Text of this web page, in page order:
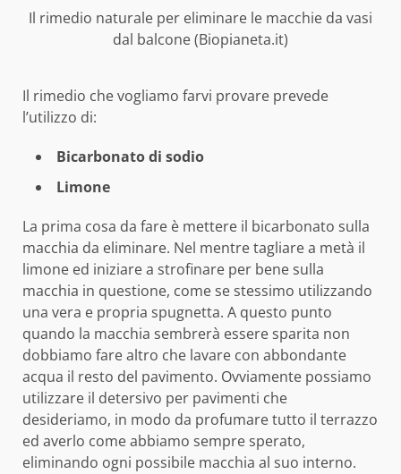
Il rimedio naturale per eliminare le macchie da vasi
dal balcone (Biopianeta.it)
Il rimedio che vogliamo farvi provare prevede
l’utilizzo di:
Bicarbonato di sodio
Limone
La prima cosa da fare è mettere il bicarbonato sulla
macchia da eliminare. Nel mentre tagliare a metà il
limone ed iniziare a strofinare per bene sulla
macchia in questione, come se stessimo utilizzando
una vera e propria spugnetta. A questo punto
quando la macchia sembrerà essere sparita non
dobbiamo fare altro che lavare con abbondante
acqua il resto del pavimento. Ovviamente possiamo
utilizzare il detersivo per pavimenti che
desideriamo, in modo da profumare tutto il terrazzo
ed averlo come abbiamo sempre sperato,
eliminando ogni possibile macchia al suo interno.